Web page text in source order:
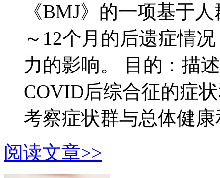
《BMJ》的一项基于
～12个月的后遗症情
力的影响。 目的：描
COVID后综合征的症
考察症状群与总体健康
阅读文章>>